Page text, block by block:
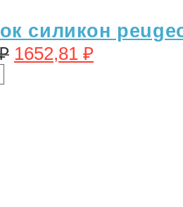
силикон
1652,81 ₽